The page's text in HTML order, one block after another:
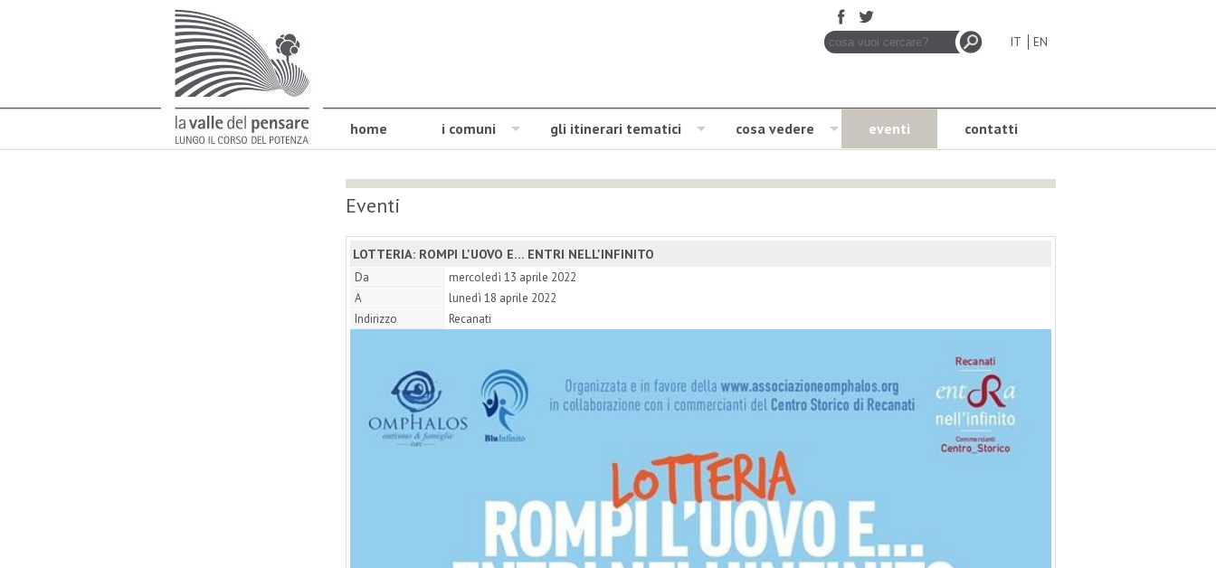
home i comuni gli itinerari tematici cosa vedere eventi contatti
IT EN
Eventi
LOTTERIA: ROMPI L'UOVO E... ENTRI NELL'INFINITO
Da
mercoledì 13 aprile 2022
A
lunedì 18 aprile 2022
Indirizzo
Recanati